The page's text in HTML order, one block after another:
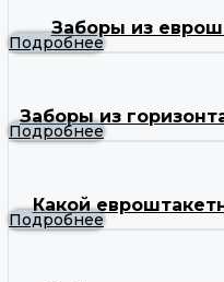
Заборы из
Подробнее
Заборы из
Подробнее
Какой
Подробнее